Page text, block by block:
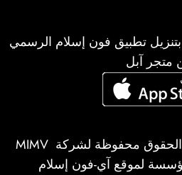
تطبيق فون إسلام الرسمي
متجر آبل
MIMV
لموقع آي-فون إسلام